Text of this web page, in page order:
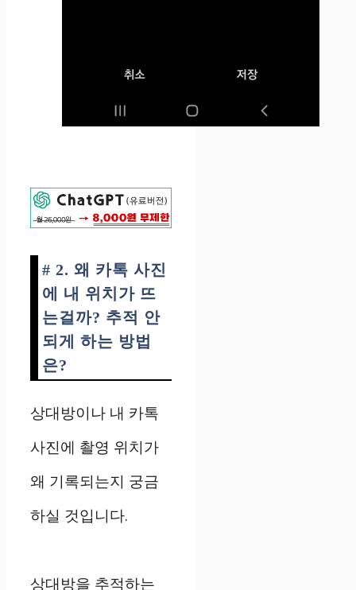
# 2. 왜 카톡 사진
에 내 위치가 뜨
는걸까? 추적 안
되게 하는 방법
은?
상대방이나 내 카톡
사진에 촬영 위치가
왜 기록되는지 궁금
하실 것입니다.
상대방을 추적하는